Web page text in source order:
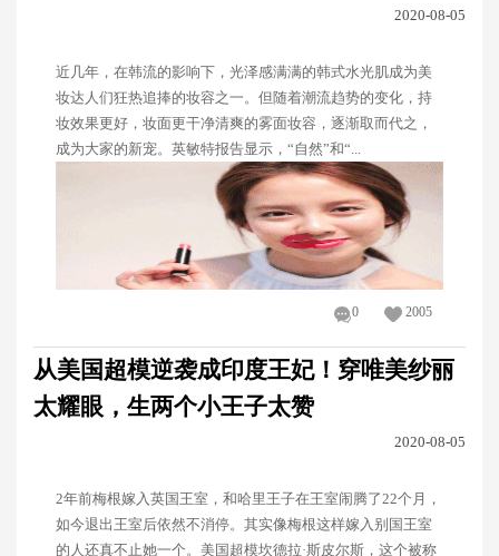
2020-08-05
近几年，在韩流的影响下，光泽感满满的韩式水光肌成为美
妆达人们狂热追捧的妆容之一。但随着潮流趋势的变化，持
妆效果更好，妆面更干净清爽的雾面妆容，逐渐取而代之，
成为大家的新宠。英敏特报告显示，“自然”和“...
0 2005
从美国超模逆袭成印度王妃！穿唯美纱丽
太耀眼，生两个小王子太赞
2020-08-05
2年前梅根嫁入英国王室，和哈里王子在王室闹腾了22个月，
如今退出王室后依然不消停。其实像梅根这样嫁入别国王室
的人还真不止她一个。美国超模坎德拉·斯皮尔斯，这个被称